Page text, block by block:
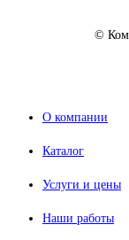
©
О компании
Каталог
Услуги и цены
Наши работы